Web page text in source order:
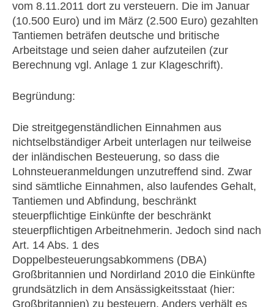
vom 8.11.2011 dort zu versteuern. Die im Januar
(10.500 Euro) und im März (2.500 Euro) gezahlten
Tantiemen beträfen deutsche und britische
Arbeitstage und seien daher aufzuteilen (zur
Berechnung vgl. Anlage 1 zur Klageschrift).
Begründung:
Die streitgegenständlichen Einnahmen aus
nichtselbständiger Arbeit unterlagen nur teilweise
der inländischen Besteuerung, so dass die
Lohnsteueranmeldungen unzutreffend sind. Zwar
sind sämtliche Einnahmen, also laufendes Gehalt,
Tantiemen und Abfindung, beschränkt
steuerpflichtige Einkünfte der beschränkt
steuerpflichtigen Arbeitnehmerin. Jedoch sind nach
Art. 14 Abs. 1 des
Doppelbesteuerungsabkommens (DBA)
Großbritannien und Nordirland 2010 die Einkünfte
grundsätzlich in dem Ansässigkeitsstaat (hier:
Großbritannien) zu besteuern. Anders verhält es